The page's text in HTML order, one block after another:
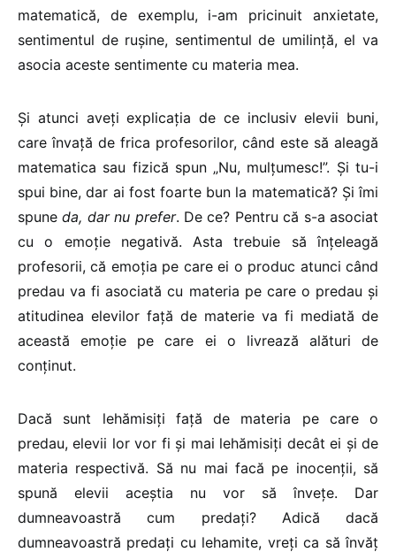
matematică, de exemplu, i-am pricinuit anxietate,
sentimentul de rușine, sentimentul de umilință, el va
asocia aceste sentimente cu materia mea.
Și atunci aveți explicația de ce inclusiv elevii buni,
care învață de frica profesorilor, când este să aleagă
matematica sau fizică spun „Nu, mulțumesc!”. Și tu-i
spui bine, dar ai fost foarte bun la matematică? Și îmi
spuneda, dar nu prefer. De ce? Pentru că s-a asociat
cu o emoție negativă. Asta trebuie să înțeleagă
profesorii, că emoția pe care ei o produc atunci când
predau va fi asociată cu materia pe care o predau și
atitudinea elevilor față de materie va fi mediată de
această emoție pe care ei o livrează alături de
conținut.
Dacă sunt lehămisiți față de materia pe care o
predau, elevii lor vor fi și mai lehămisiți decât ei și de
materia respectivă. Să nu mai facă pe inocenții, să
spună elevii aceștia nu vor să învețe. Dar
dumneavoastră cum predați? Adică dacă
dumneavoastră predați cu lehamite, vreți ca să învăț